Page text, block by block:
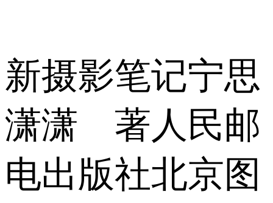
新摄影笔记宁思
潇潇 著人民邮
电出版社北京图